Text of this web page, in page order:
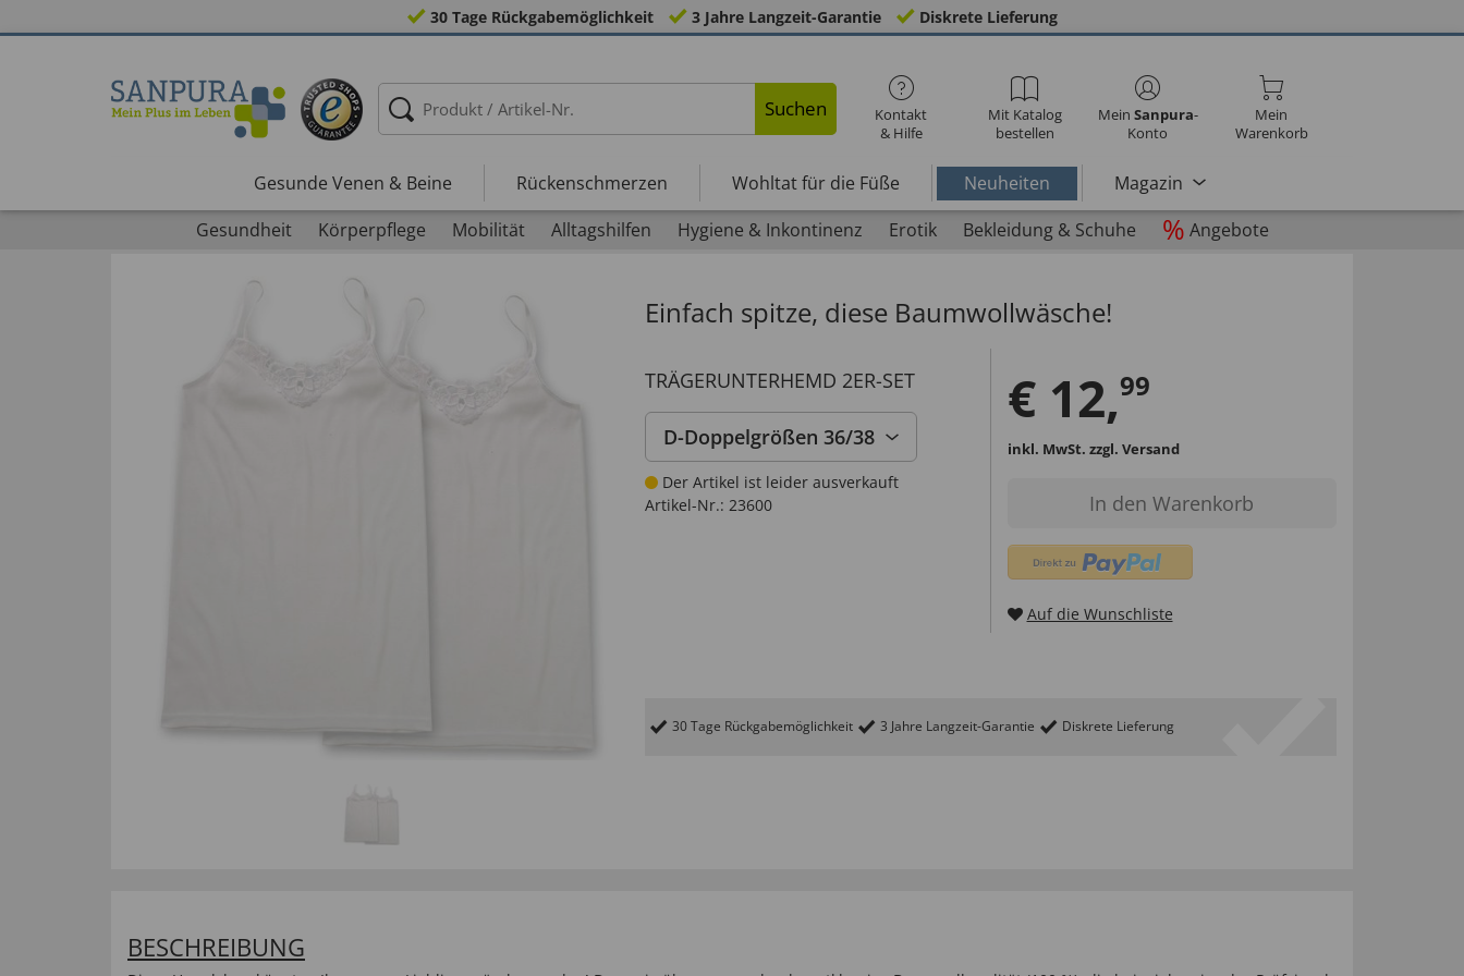
30 Tage Rückgabemöglichkeit 3 Jahre Langzeit-Garantie Diskrete Lieferung
Suchen
Kontakt
& Hilfe
Mit Katalog
bestellen
Mein Sanpura-
Konto
Mein
Warenkorb
Gesunde Venen & Beine Rückenschmerzen Wohltat für die Füße Neuheiten
Magazin
Gesundheit
Körperpflege Mobilität Alltagshilfen Hygiene & Inkontinenz Erotik Bekleidung & Schuhe % Angebote
Einfach spitze, diese Baumwollwäsche!
TRÄGERUNTERHEMD 2ER-SET
D-Doppelgrößen 36/38
Der Artikel ist leider ausverkauft
Artikel-Nr.: 23600
€ 12,99
inkl. MwSt. zzgl. Versand
In den Warenkorb
Auf die Wunschliste
30 Tage Rückgabemöglichkeit 3 Jahre Langzeit-Garantie Diskrete Lieferung
BESCHREIBUNG